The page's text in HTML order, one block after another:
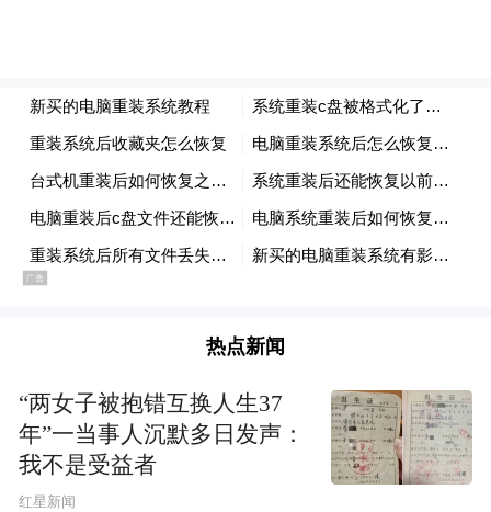
热点新闻
“两女子被抱错互换人生37
年”一当事人沉默多日发声：
我不是受益者
红星新闻